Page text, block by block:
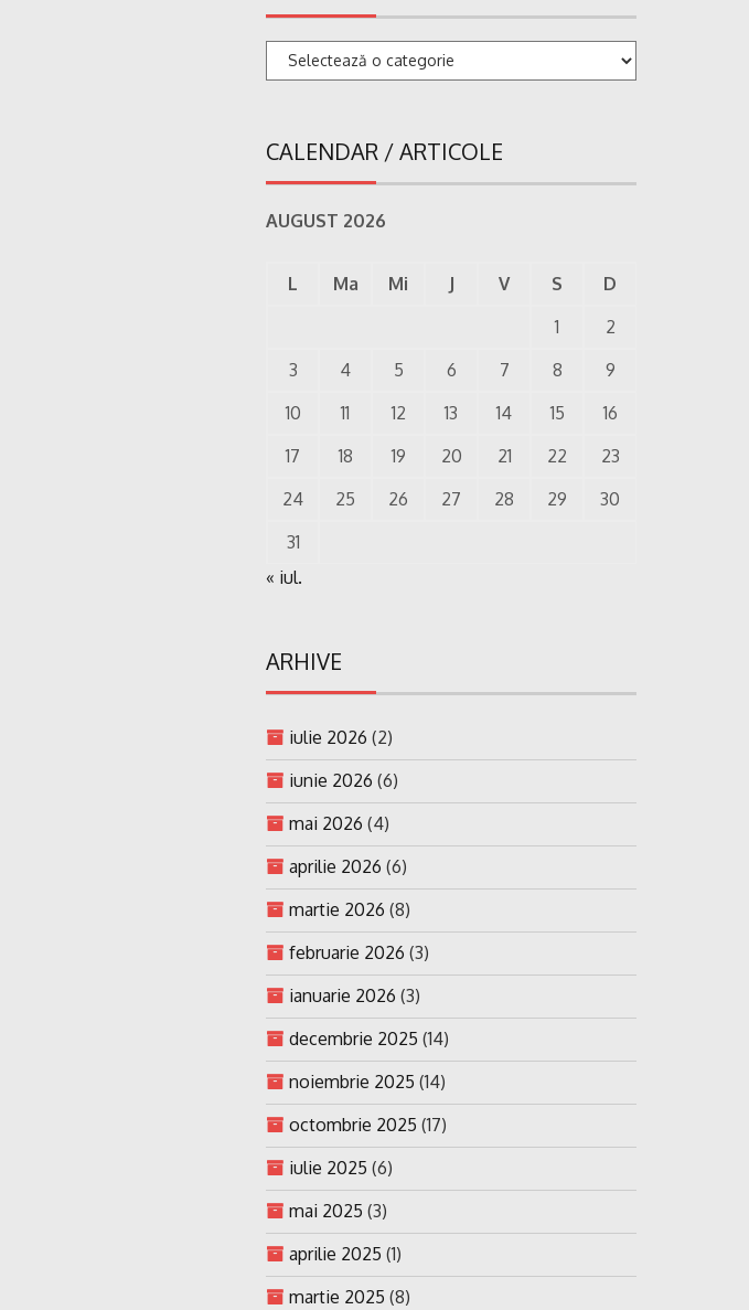
Categorii
CALENDAR / ARTICOLE
AUGUST 2026
L Ma Mi J V S
D
1
2
3
4 5 6 7 8
9
10
11 12 13 14 15
16
17
18 19 20 21 22
23
24
25 26 27 28 29
30
31
« iul.
ARHIVE
iulie 2026 (2)
iunie 2026 (6)
mai 2026 (4)
aprilie 2026 (6)
martie 2026 (8)
februarie 2026 (3)
ianuarie 2026 (3)
decembrie 2025 (14)
noiembrie 2025 (14)
octombrie 2025 (17)
iulie 2025 (6)
mai 2025 (3)
aprilie 2025 (1)
martie 2025 (8)